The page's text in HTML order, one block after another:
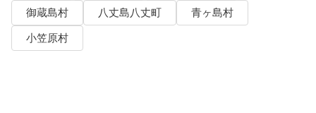
御蔵島村
八丈島八丈町
青ヶ島村
小笠原村